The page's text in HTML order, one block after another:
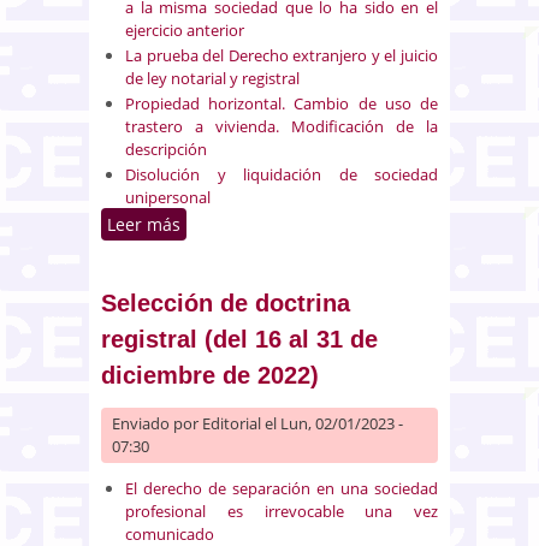
a la misma sociedad que lo ha sido en el
ejercicio anterior
La prueba del Derecho extranjero y el juicio
de ley notarial y registral
Propiedad horizontal. Cambio de uso de
trastero a vivienda. Modificación de la
descripción
Disolución y liquidación de sociedad
unipersonal
Leer más
Selección de doctrina
registral (del 16 al 31 de
diciembre de 2022)
Enviado por Editorialel Lun, 02/01/2023 -
07:30
El derecho de separación en una sociedad
profesional es irrevocable una vez
comunicado